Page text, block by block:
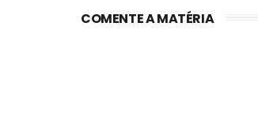
COMENTE A MATÉRIA